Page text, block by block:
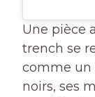
Une pièce
trench se
comme un
noirs, ses